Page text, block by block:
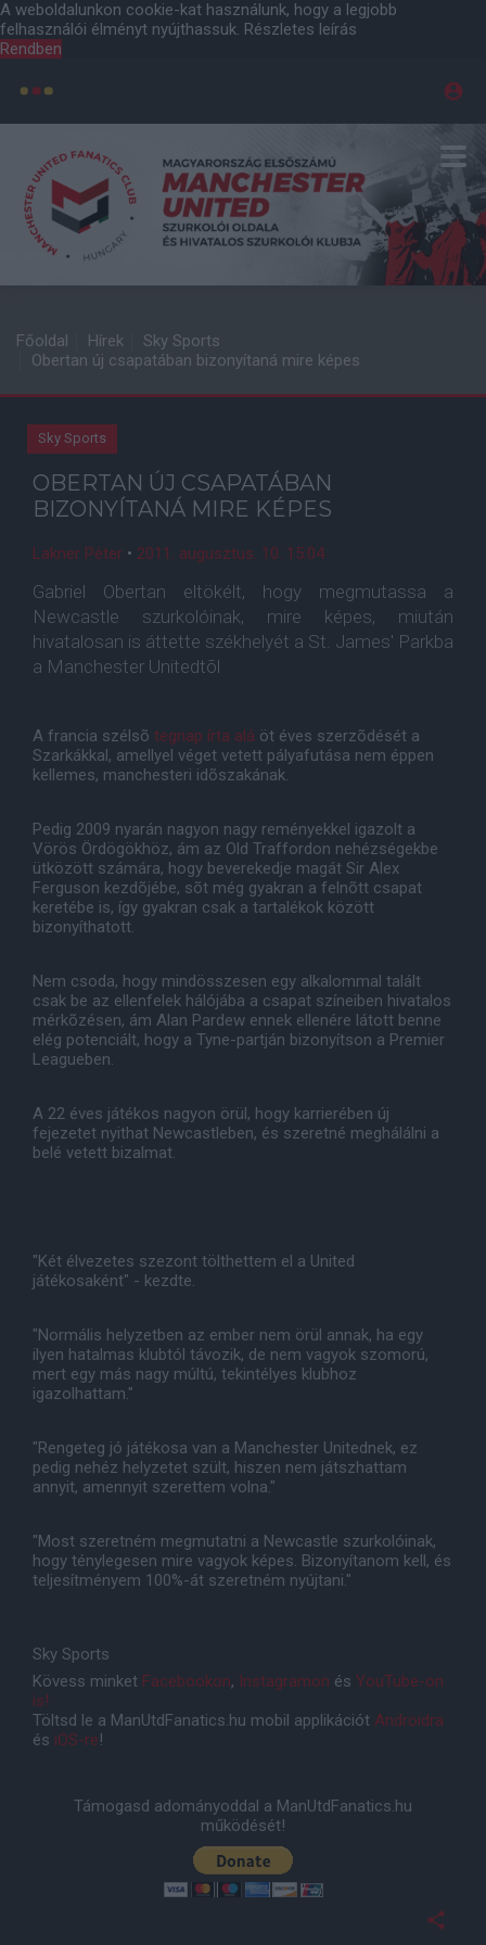
A weboldalunkon cookie-kat használunk, hogy a legjobb
felhasználói élményt nyújthassuk. Részletes leírás
Rendben
Főoldal Hírek
Sky Sports
Obertan új csapatában bizonyítaná mire képes
Sky Sports
OBERTAN ÚJ CSAPATÁBAN
BIZONYÍTANÁ MIRE KÉPES
Lakner Péter • 2011. augusztus. 10. 15:04
Gabriel Obertan eltökélt, hogy megmutassa a
Newcastle szurkolóinak, mire képes, miután
hivatalosan is áttette székhelyét a St. James' Parkba
a Manchester Unitedtõl
A francia szélsõ tegnap írta alá öt éves szerzõdését a
Szarkákkal, amellyel véget vetett pályafutása nem éppen
kellemes, manchesteri idõszakának.
Pedig 2009 nyarán nagyon nagy reményekkel igazolt a
Vörös Ördögökhöz, ám az Old Traffordon nehézségekbe
ütközött számára, hogy beverekedje magát Sir Alex
Ferguson kezdõjébe, sõt még gyakran a felnõtt csapat
keretébe is, így gyakran csak a tartalékok között
bizonyíthatott.
Nem csoda, hogy mindösszesen egy alkalommal talált
csak be az ellenfelek hálójába a csapat színeiben hivatalos
mérkõzésen, ám Alan Pardew ennek ellenére látott benne
elég potenciált, hogy a Tyne-partján bizonyítson a Premier
Leagueben.
A 22 éves játékos nagyon örül, hogy karrierében új
fejezetet nyithat Newcastleben, és szeretné meghálálni a
belé vetett bizalmat.
"Két élvezetes szezont tölthettem el a United
játékosaként" - kezdte.
"Normális helyzetben az ember nem örül annak, ha egy
ilyen hatalmas klubtól távozik, de nem vagyok szomorú,
mert egy más nagy múltú, tekintélyes klubhoz
igazolhattam."
"Rengeteg jó játékosa van a Manchester Unitednek, ez
pedig nehéz helyzetet szült, hiszen nem játszhattam
annyit, amennyit szerettem volna."
"Most szeretném megmutatni a Newcastle szurkolóinak,
hogy ténylegesen mire vagyok képes. Bizonyítanom kell, és
teljesítményem 100%-át szeretném nyújtani."
Sky Sports
Kövess minket Facebookon, Instagramon és YouTube-on
is!
Töltsd le a ManUtdFanatics.hu mobil applikációt Androidra
és iOS-re!
Támogasd adományoddal a ManUtdFanatics.hu
működését!